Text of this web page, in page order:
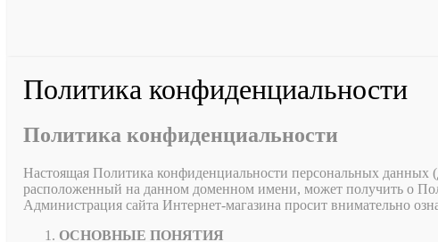
Политика конфиденциальности
Политика конфиденциальности
Настоящая Политика конфиденциальности персональных данных
расположенный на данном доменном имени, может получить о
Администрация сайта Интернет-магазина просит внимательно
ОСНОВНЫЕ ПОНЯТИЯ